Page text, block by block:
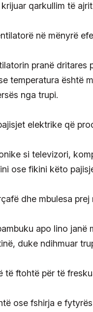
qarkullim të
në mënyrë
pranë dritares
temperatura është
nga trupi.
elektrike që
si televizori,
ose fikini këto
dhe mbulesa prej
apo lino janë
duke ndihmuar
të ftohtë për të
ose fshirja e